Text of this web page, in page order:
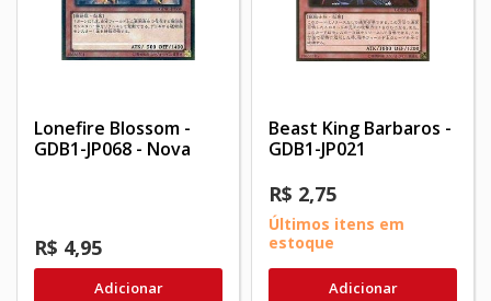
Lonefire Blossom -
GDB1-JP068 - Nova
R$ 4,95
Adicionar
Beast King Barbaros -
GDB1-JP021
R$ 2,75
Últimos itens em
estoque
Adicionar